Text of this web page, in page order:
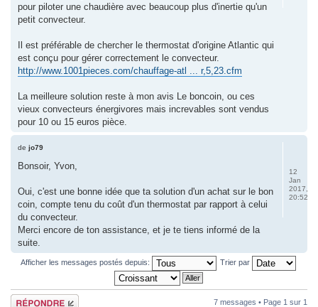
pour piloter une chaudière avec beaucoup plus d'inertie qu'un
petit convecteur.
Il est préférable de chercher le thermostat d'origine Atlantic qui
est conçu pour gérer correctement le convecteur.
http://www.1001pieces.com/chauffage-atl ... r,5,23.cfm
La meilleure solution reste à mon avis Le boncoin, ou ces
vieux convecteurs énergivores mais increvables sont vendus
pour 10 ou 15 euros pièce.
de jo79
Bonsoir, Yvon,
Oui, c'est une bonne idée que ta solution d'un achat sur le bon
coin, compte tenu du coût d'un thermostat par rapport à celui
du convecteur.
Merci encore de ton assistance, et je te tiens informé de la
suite.
12
Jan
2017,
20:52
Afficher les messages postés depuis: Trier par
Répondre 7 messages • Page 1 sur 1